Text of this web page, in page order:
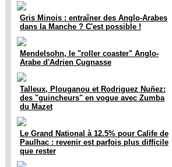
Gris Minois : entraîner des Anglo-Arabes
dans la Manche ? C'est possible !
Mendelsohn, le "roller coaster" Anglo-
Arabe d'Adrien Cugnasse
Talleux, Plouganou et Rodriguez Nuñez:
des "guincheurs" en vogue avec Zumba
du Mazet
Le Grand National à 12.5% pour Calife de
Paulhac : revenir est parfois plus difficile
que rester